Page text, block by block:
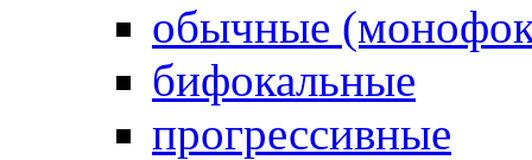
обычные
бифокальные
прогрессивные